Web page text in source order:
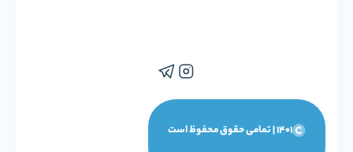
1401 | تمامی حقوق محفوظ است